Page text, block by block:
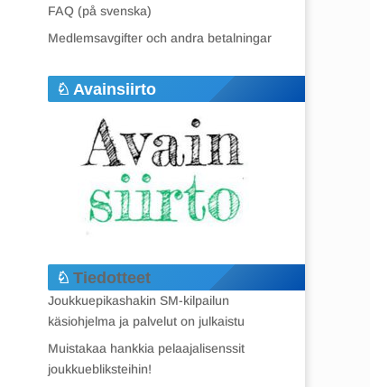
FAQ (på svenska)
Medlemsavgifter och andra betalningar
Avainsiirto
Tiedotteet
Joukkuepikashakin SM-kilpailun
käsiohjelma ja palvelut on julkaistu
Muistakaa hankkia pelaajalisenssit
joukkuebliksteihin!